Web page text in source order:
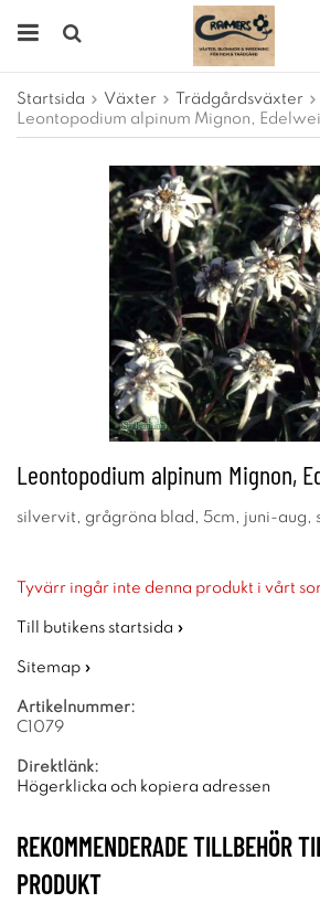
Startsida Växter Trädgårdsväxter
Leontopodium alpinum Mignon,
Leontopodium alpinum Mignon,
silvervit, grågröna blad, 5cm, juni-aug,
Tyvärr ingår inte denna produkt i vårt
Till butikens startsida »
Sitemap »
Artikelnummer:
C1079
Direktlänk:
Högerklicka och kopiera adressen
REKOMMENDERADE TILLBEHÖR
PRODUKT